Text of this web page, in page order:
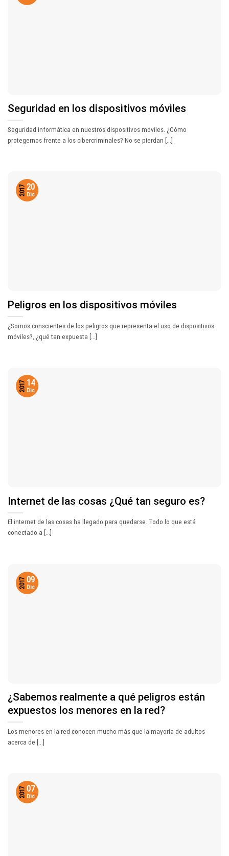
Seguridad en los dispositivos móviles
Seguridad informática en nuestros dispositivos móviles. ¿Cómo
protegernos frente a los cibercriminales? No se pierdan [...]
Peligros en los dispositivos móviles
¿Somos conscientes de los peligros que representa el uso de dispositivos
móviles?, ¿qué tan expuesta [...]
20
Dic
2017
Internet de las cosas ¿Qué tan seguro es?
El internet de las cosas ha llegado para quedarse. Todo lo que está
conectado a [...]
14
Dic
2017
¿Sabemos realmente a qué peligros están
expuestos los menores en la red?
Los menores en la red conocen mucho más que la mayoría de adultos
acerca de [...]
09
Dic
2017
07
Dic
2017